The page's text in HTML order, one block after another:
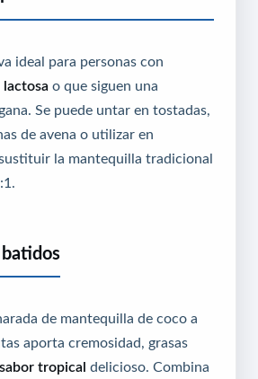
ideal para personas con
o que siguen una
Se puede untar en tostadas,
de avena o utilizar en
la mantequilla tradicional
de mantequilla de coco a
aporta cremosidad, grasas
sabor tropical delicioso. Combina